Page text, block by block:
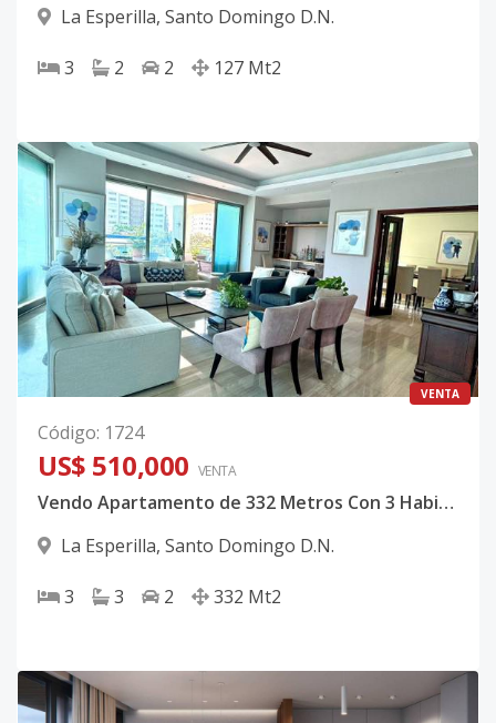
La Esperilla, Santo Domingo D.N.
3 2 2 127 Mt2
VENTA
Código: 1724
US$ 510,000 VENTA
Vendo Apartamento de 332 Metros Con 3 Habitaciones En La Esperilla CÓDIGO: PD599
La Esperilla, Santo Domingo D.N.
3 3 2 332 Mt2